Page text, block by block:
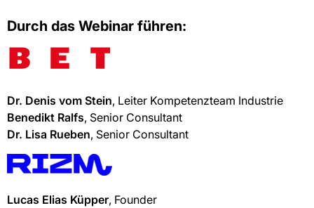
Durch das Webinar führen:
Dr. Denis vom Stein, Leiter Kompetenzteam Industrie
Benedikt Ralfs, Senior Consultant
Dr. Lisa Rueben, Senior Consultant
Lucas Elias Küpper, Founder